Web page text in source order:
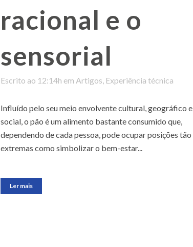
racional e o
sensorial
Escrito ao 12:14h em Artigos, Experiência técnica
Influído pelo seu meio envolvente cultural, geográfico e
social, o pão é um alimento bastante consumido que,
dependendo de cada pessoa, pode ocupar posições tão
extremas como simbolizar o bem-estar...
Ler mais